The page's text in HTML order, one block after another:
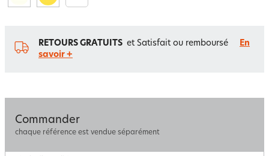
RETOURS GRATUITS et Satisfait ou remboursé
En
savoir +
Commander
chaque référence est vendue séparément